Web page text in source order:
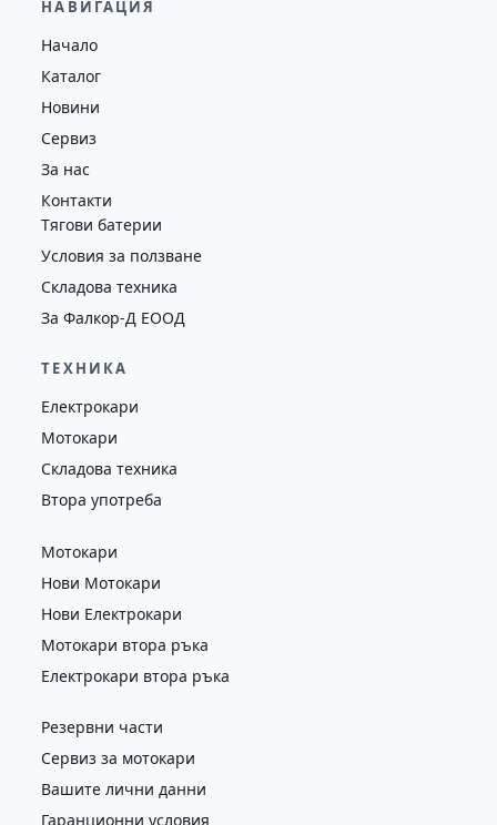
7476
НАВИГАЦИЯ
Начало
Каталог
Новини
Сервиз
За нас
Контакти
Тягови батерии
Условия за ползване
Складова техника
За Фалкор-Д ЕООД
ТЕХНИКА
Електрокари
Мотокари
Складова техника
Втора употреба
Мотокари
Нови Мотокари
Нови Електрокари
Мотокари втора ръка
Електрокари втора ръка
Резервни части
Сервиз за мотокари
Вашите лични данни
Гаранционни условия